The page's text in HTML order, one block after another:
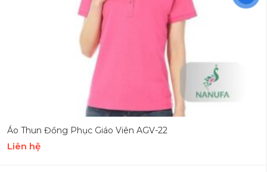
Áo Thun Đồng Phục Giáo Viên AGV-22
Liên hệ